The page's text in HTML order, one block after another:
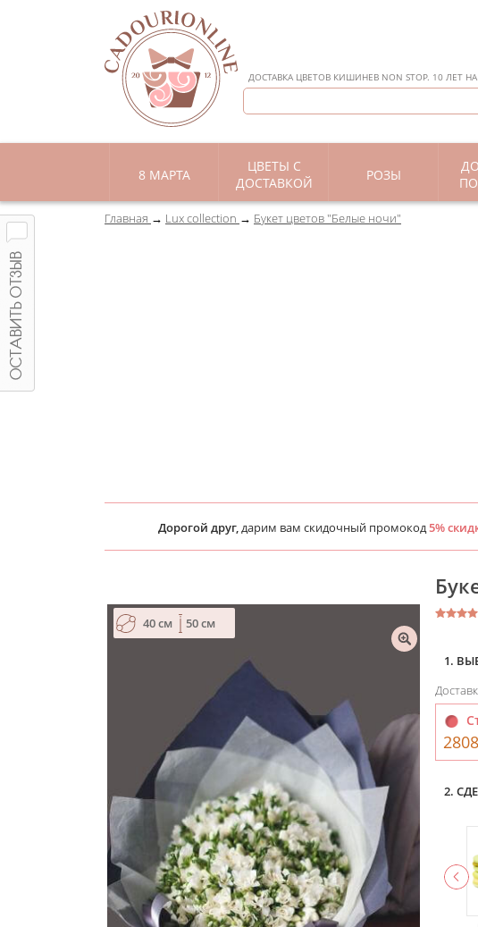
ДОСТАВКА ЦВЕТОВ КИШИНЕВ NON STOP. 10 ЛЕТ
8 МАРТА
ЦВЕТЫ С
ДОСТАВКОЙ
РОЗЫ
Главная Lux collection Букет цветов "Белые ночи"
Дорогой друг,дарим вам скидочный промокод5%
40 см 50 см
1.
2808
2.